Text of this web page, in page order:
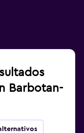
Barbotan-